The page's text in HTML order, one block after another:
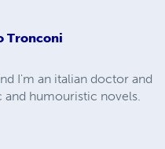
Tronconi
I'm an italian doctor and
humouristic novels.